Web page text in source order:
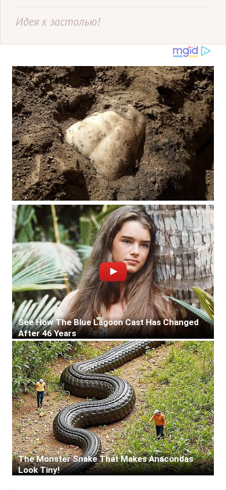
Идея к застолью!